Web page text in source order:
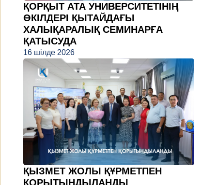
ҚОРҚЫТ АТА УНИВЕРСИТЕТІНІҢ
ӨКІЛДЕРІ ҚЫТАЙДАҒЫ
ХАЛЫҚАРАЛЫҚ СЕМИНАРҒА
ҚАТЫСУДА
16 шілде 2026
ҚЫЗМЕТ ЖОЛЫ ҚҰРМЕТПЕН
ҚОРЫТЫНДЫЛАНДЫ